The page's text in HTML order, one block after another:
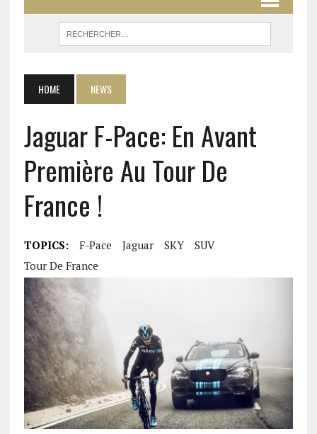
HOME NEWS
Jaguar F-Pace: En Avant
Première Au Tour De
France !
TOPICS: F-Pace Jaguar SKY
SUV
Tour De France